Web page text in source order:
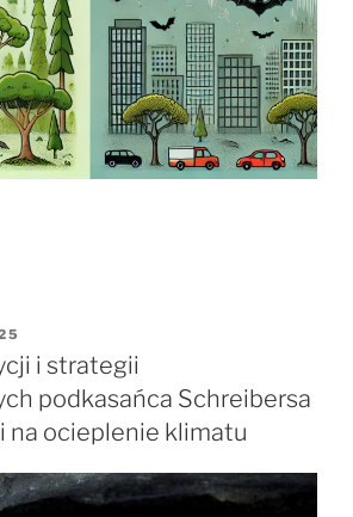
i strategii
podkasańca Schreibersa
na ocieplenie klimatu